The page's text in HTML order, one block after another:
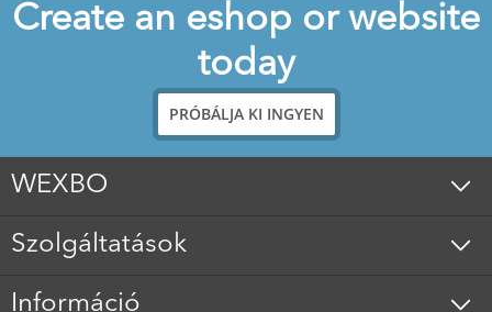
Create an eshop or website
today
PRÓBÁLJA KI INGYEN
WEXBO
Szolgáltatások
Információ